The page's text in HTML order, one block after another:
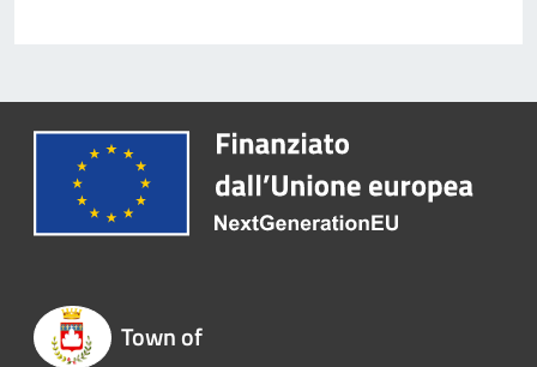
Town of